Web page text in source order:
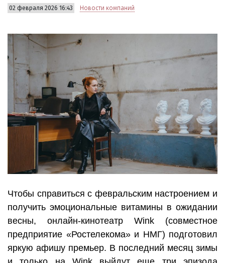
02 февраля 2026 16:43 Новости компаний
Чтобы справиться с февральским настроением и
получить эмоциональные витамины в ожидании
весны, онлайн-кинотеатр Wink (совместное
предприятие «Ростелекома» и НМГ) подготовил
яркую афишу премьер. В последний месяц зимы